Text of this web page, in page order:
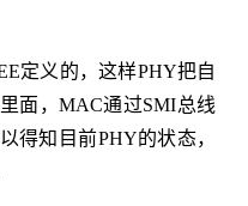
定义的，这样PHY把自
面，MAC通过SMI总线
得知目前PHY的状态，